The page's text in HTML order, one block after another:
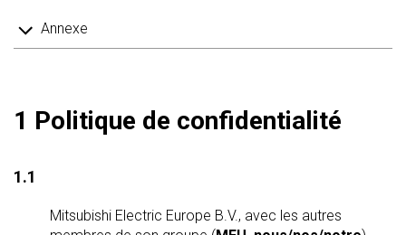
Annexe
1 Politique de confidentialité
1.1
Mitsubishi Electric Europe B.V., avec les autres